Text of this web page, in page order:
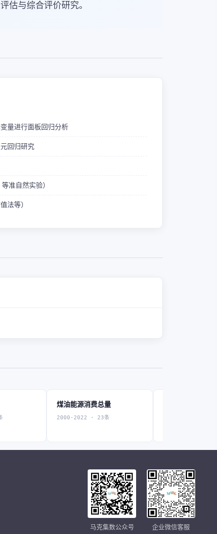
估与综合评价研究。
量进行面板回归分析
回归研究
准自然实验）
法等）
煤油能源消费总量
2000-2022 · 23条
马克集数公众号 企业微信客服